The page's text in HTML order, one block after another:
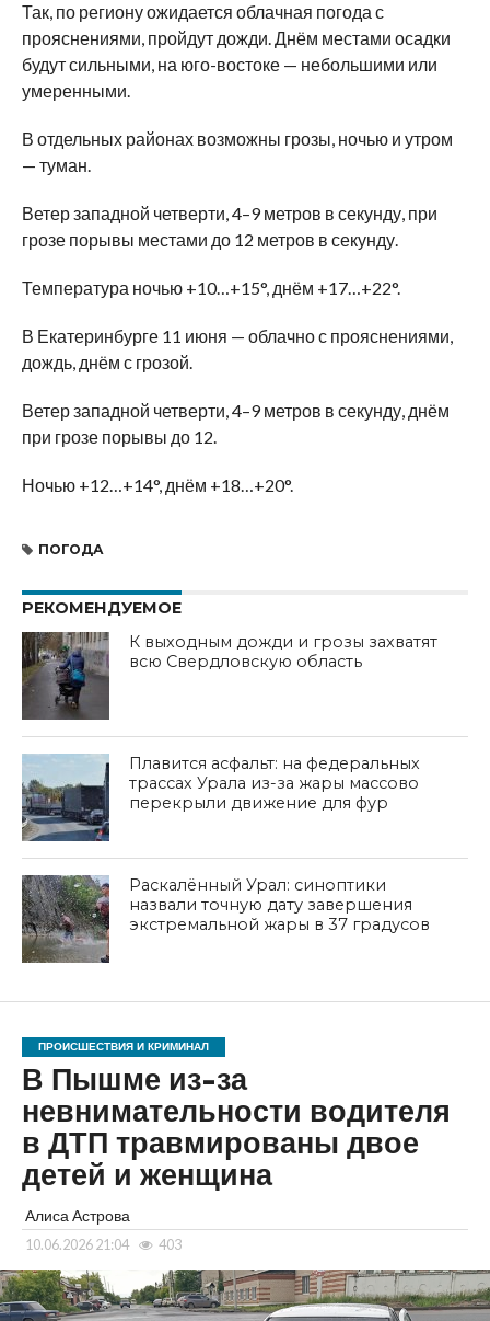
Так, по региону ожидается облачная погода с
прояснениями, пройдут дожди. Днём местами осадки
будут сильными, на юго-востоке — небольшими или
умеренными.
В отдельных районах возможны грозы, ночью и утром
— туман.
Ветер западной четверти, 4–9 метров в секунду, при
грозе порывы местами до 12 метров в секунду.
Температура ночью +10…+15°, днём +17…+22°.
В Екатеринбурге 11 июня — облачно с прояснениями,
дождь, днём с грозой.
Ветер западной четверти, 4–9 метров в секунду, днём
при грозе порывы до 12.
Ночью +12…+14°, днём +18…+20°.
ПОГОДА
РЕКОМЕНДУЕМОЕ
К выходным дожди и грозы захватят
всю Свердловскую область
Плавится асфальт: на федеральных
трассах Урала из-за жары массово
перекрыли движение для фур
Раскалённый Урал: синоптики
назвали точную дату завершения
экстремальной жары в 37 градусов
ПРОИСШЕСТВИЯ И КРИМИНАЛ
В Пышме из-за
невнимательности водителя
в ДТП травмированы двое
детей и женщина
Алиса Астрова
10.06.2026 21:04 403